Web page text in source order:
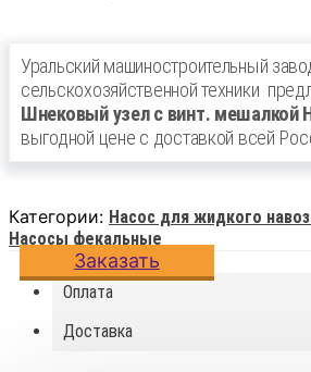
Уральский машиностроительный
сельскохозяйственной техники
Шнековый узел с винт. мешалкой
выгодной цене с доставкой всей
Категории: Насос для жидкого
Насосы фекальные
Заказать
Оплата
Доставка